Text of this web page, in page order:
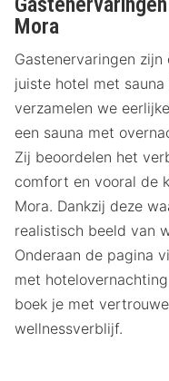
Mora
Gastenervaringen
juiste hotel met
verzamelen we
een sauna met
Zij beoordelen het
comfort en vooral de
Mora. Dankzij deze
realistisch beeld van
Onderaan de pagina
met
boek je met
wellnessverblijf.